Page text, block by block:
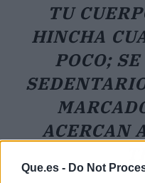
Que.es - Do Not
TU
HINCHA
POCO;
ACERCAN